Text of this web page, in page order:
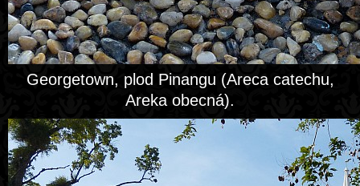
Georgetown, plod Pinangu (Areca catechu,
Areka obecná).